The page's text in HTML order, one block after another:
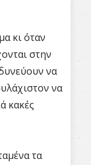
κι όταν
στην
να
να
κακές
τα